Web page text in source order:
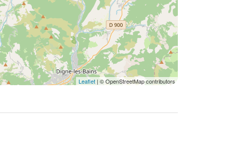
Leaflet | © OpenStreetMap contributors